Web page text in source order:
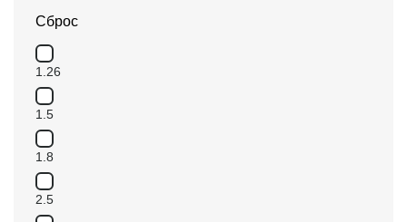
Сброс
1.26
1.5
1.8
2.5